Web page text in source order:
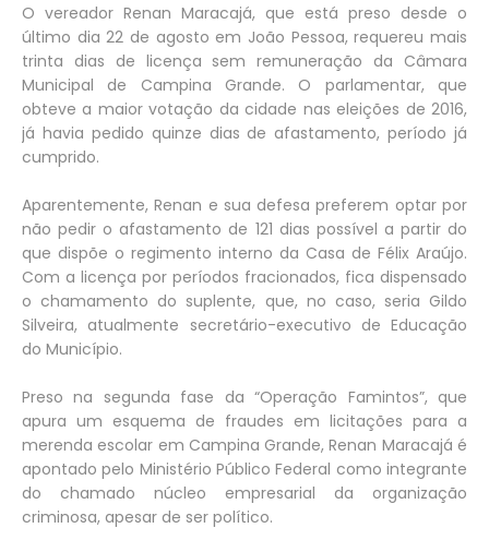
O vereador Renan Maracajá, que está preso desde o
último dia 22 de agosto em João Pessoa, requereu mais
trinta dias de licença sem remuneração da Câmara
Municipal de Campina Grande. O parlamentar, que
obteve a maior votação da cidade nas eleições de 2016,
já havia pedido quinze dias de afastamento, período já
cumprido.
Aparentemente, Renan e sua defesa preferem optar por
não pedir o afastamento de 121 dias possível a partir do
que dispõe o regimento interno da Casa de Félix Araújo.
Com a licença por períodos fracionados, fica dispensado
o chamamento do suplente, que, no caso, seria Gildo
Silveira, atualmente secretário-executivo de Educação
do Município.
Preso na segunda fase da “Operação Famintos”, que
apura um esquema de fraudes em licitações para a
merenda escolar em Campina Grande, Renan Maracajá é
apontado pelo Ministério Público Federal como integrante
do chamado núcleo empresarial da organização
criminosa, apesar de ser político.